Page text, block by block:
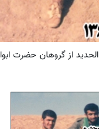
از گروهان حضرت